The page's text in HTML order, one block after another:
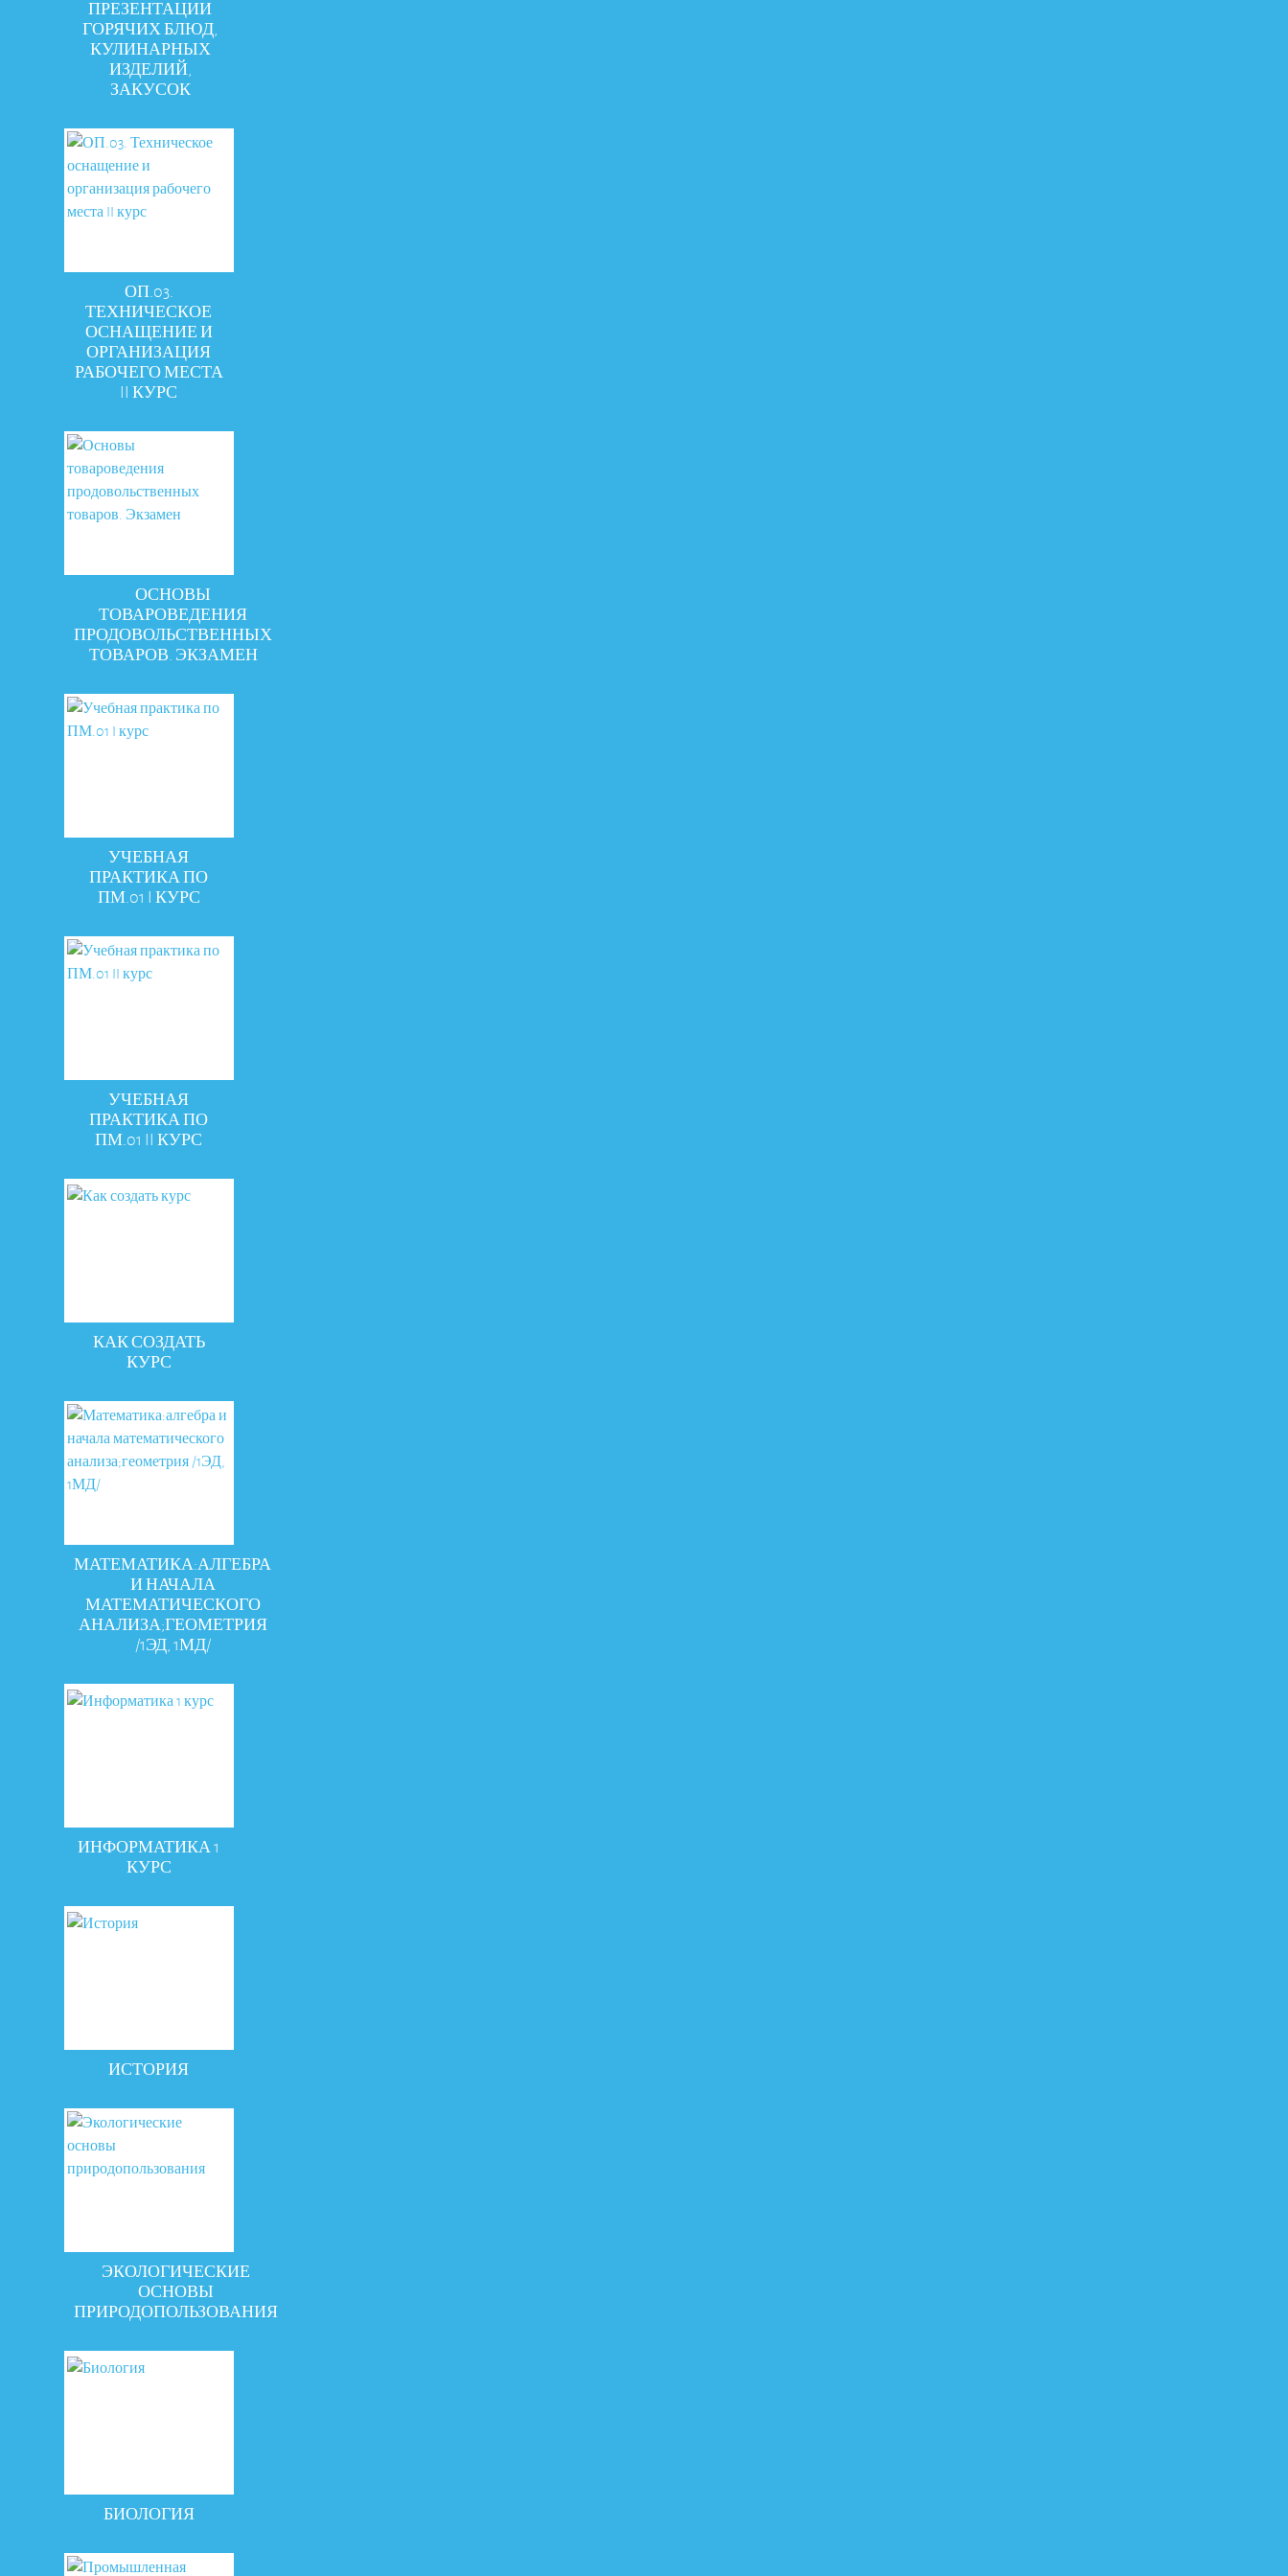
ПРЕЗЕНТАЦИИ
ГОРЯЧИХ БЛЮД,
КУЛИНАРНЫХ
ИЗДЕЛИЙ,
ЗАКУСОК
ОП.03.
ТЕХНИЧЕСКОЕ
ОСНАЩЕНИЕ И
ОРГАНИЗАЦИЯ
РАБОЧЕГО МЕСТА
II КУРС
ОСНОВЫ
ТОВАРОВЕДЕНИЯ
ПРОДОВОЛЬСТВЕННЫХ
ТОВАРОВ. ЭКЗАМЕН
УЧЕБНАЯ
ПРАКТИКА ПО
ПМ.01 I КУРС
УЧЕБНАЯ
ПРАКТИКА ПО
ПМ.01 II КУРС
КАК СОЗДАТЬ
КУРС
МАТЕМАТИКА:АЛГЕБРА
И НАЧАЛА
МАТЕМАТИЧЕСКОГО
АНАЛИЗА;ГЕОМЕТРИЯ
/1ЭД, 1МД/
ИНФОРМАТИКА 1
КУРС
ИСТОРИЯ
ЭКОЛОГИЧЕСКИЕ
ОСНОВЫ
ПРИРОДОПОЛЬЗОВАНИЯ
БИОЛОГИЯ